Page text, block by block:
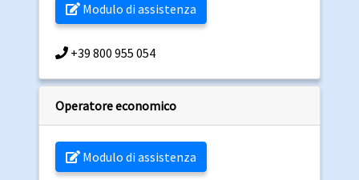
Modulo di assistenza
+39 800 955 054
Operatore economico
Modulo di assistenza